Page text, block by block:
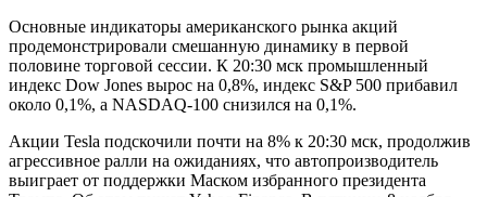
Основные индикаторы американского рынка акций
продемонстрировали смешанную динамику в первой
половине торговой сессии. К 20:30 мск промышленный
индекс Dow Jones вырос на 0,8%, индекс S&P 500 прибавил
около 0,1%, а NASDAQ-100 снизился на 0,1%.
Акции Tesla подскочили почти на 8% к 20:30 мск, продолжив
агрессивное ралли на ожиданиях, что автопроизводитель
выиграет от поддержки Маском избранного президента